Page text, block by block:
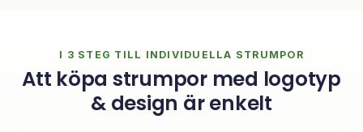
I 3 STEG TILL INDIVIDUELLA STRUMPOR
Att köpa strumpor med logotyp
& design är enkelt